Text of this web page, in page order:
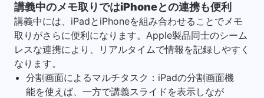
講義中のメモ取りではiPhoneとの連携も便利
講義中には、iPadとiPhoneを組み合わせることでメモ
取りがさらに便利になります。Apple製品同士のシーム
レスな連携により、リアルタイムで情報を記録しやすく
なります。
分割画面によるマルチタスク：iPadの分割画面機
能を使えば、一方で講義スライドを表示しなが